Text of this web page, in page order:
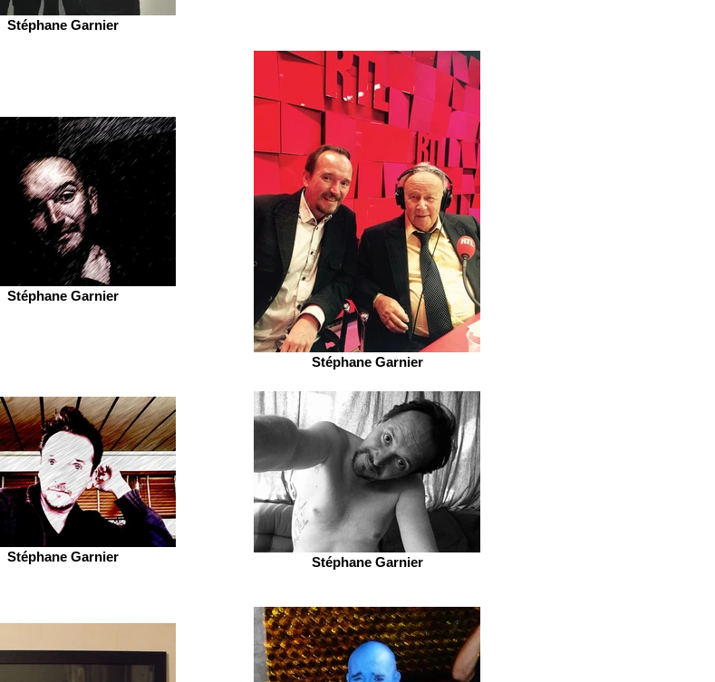
Stéphane Garnier
Stéphane Garnier
Stéphane Garnier
Stéphane Garnier Stéphane Garnier